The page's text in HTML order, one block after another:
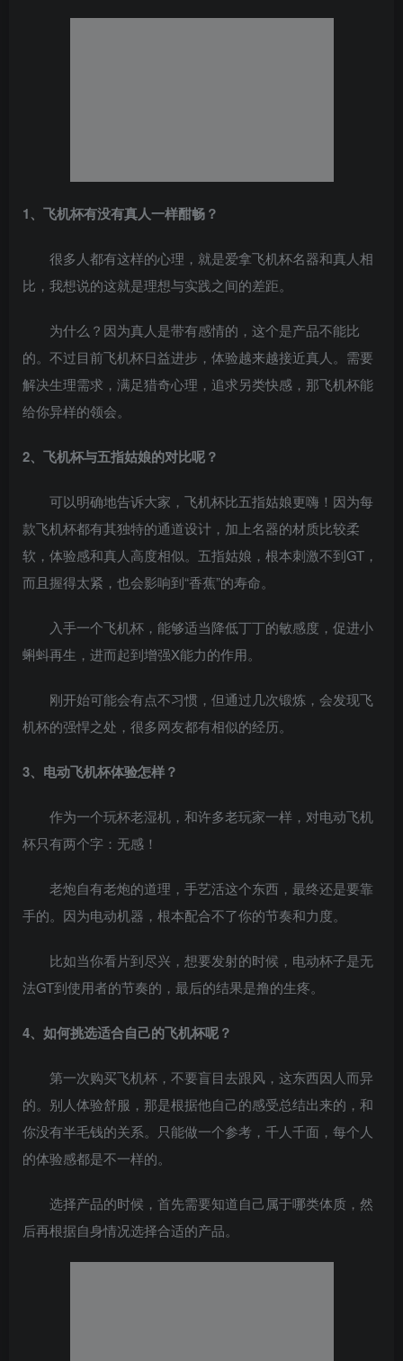
1、飞机杯有没有真人一样酣畅？
很多人都有这样的心理，就是爱拿飞机杯名器和真人相
比，我想说的这就是理想与实践之间的差距。
为什么？因为真人是带有感情的，这个是产品不能比
的。不过目前飞机杯日益进步，体验越来越接近真人。需要
解决生理需求，满足猎奇心理，追求另类快感，那飞机杯能
给你异样的领会。
2、飞机杯与五指姑娘的对比呢？
可以明确地告诉大家，飞机杯比五指姑娘更嗨！因为每
款飞机杯都有其独特的通道设计，加上名器的材质比较柔
软，体验感和真人高度相似。五指姑娘，根本刺激不到GT，
而且握得太紧，也会影响到“香蕉”的寿命。
入手一个飞机杯，能够适当降低丁丁的敏感度，促进小
蝌蚪再生，进而起到增强X能力的作用。
刚开始可能会有点不习惯，但通过几次锻炼，会发现飞
机杯的强悍之处，很多网友都有相似的经历。
3、电动飞机杯体验怎样？
作为一个玩杯老湿机，和许多老玩家一样，对电动飞机
杯只有两个字：无感！
老炮自有老炮的道理，手艺活这个东西，最终还是要靠
手的。因为电动机器，根本配合不了你的节奏和力度。
比如当你看片到尽兴，想要发射的时候，电动杯子是无
法GT到使用者的节奏的，最后的结果是撸的生疼。
4、如何挑选适合自己的飞机杯呢？
第一次购买飞机杯，不要盲目去跟风，这东西因人而异
的。别人体验舒服，那是根据他自己的感受总结出来的，和
你没有半毛钱的关系。只能做一个参考，千人千面，每个人
的体验感都是不一样的。
选择产品的时候，首先需要知道自己属于哪类体质，然
后再根据自身情况选择合适的产品。